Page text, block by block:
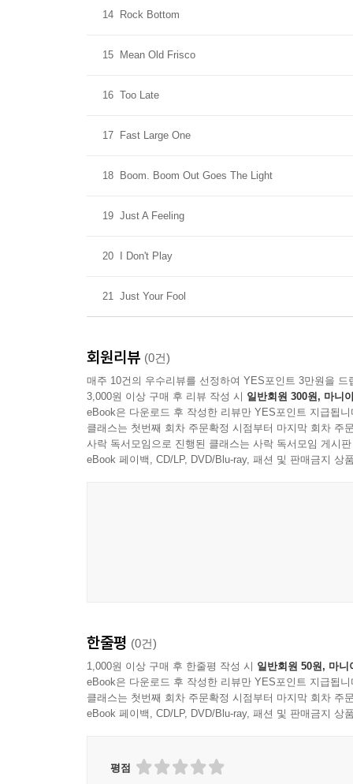
14 Rock Bottom
15 Mean Old Frisco
16 Too Late
17 Fast Large One
18 Boom. Boom Out Goes The Light
19 Just A Feeling
20 I Don't Play
21 Just Your Fool
회원리뷰 (0건)
매주 10건의 우수리뷰를 선정하여 YES포인트 3만원을 드
3,000원 이상 구매 후 리뷰 작성 시 일반회원 300원, 마니
eBook은 다운로드 후 작성한 리뷰만 YES포인트 지급됩니
클래스는 첫번째 회차 주문확정 시점부터 마지막 회차 주
사락 독서모임으로 진행된 클래스는 사락 독서모임 게시
eBook 페이백, CD/LP, DVD/Blu-ray, 패션 및 판매금지 상
한줄평 (0건)
1,000원 이상 구매 후 한줄평 작성 시 일반회원 50원, 마니
eBook은 다운로드 후 작성한 리뷰만 YES포인트 지급됩니
클래스는 첫번째 회차 주문확정 시점부터 마지막 회차 주
eBook 페이백, CD/LP, DVD/Blu-ray, 패션 및 판매금지 상
평점